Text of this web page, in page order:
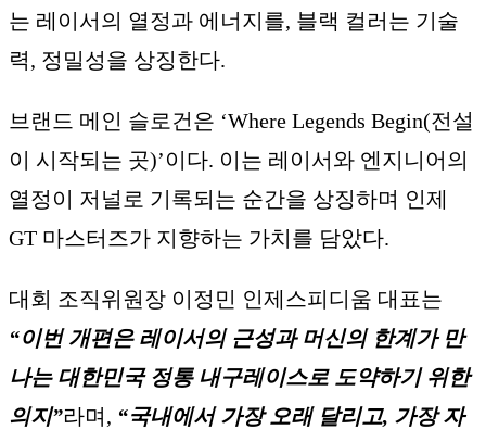
는 레이서의 열정과 에너지를, 블랙 컬러는 기술
력, 정밀성을 상징한다.
브랜드 메인 슬로건은 ‘Where Legends Begin(전설
이 시작되는 곳)’이다. 이는 레이서와 엔지니어의
열정이 저널로 기록되는 순간을 상징하며 인제
GT 마스터즈가 지향하는 가치를 담았다.
대회 조직위원장 이정민 인제스피디움 대표는
“이번 개편은 레이서의 근성과 머신의 한계가 만
나는 대한민국 정통 내구레이스로 도약하기 위한
의지”라며, “국내에서 가장 오래 달리고, 가장 자